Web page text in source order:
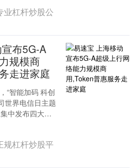
业杠杆炒股公
布5G-A
规模商
走进家庭
“智能加码 科创
世界电信日主题
中发布四大核
络规模商用、
规杠杆炒股平